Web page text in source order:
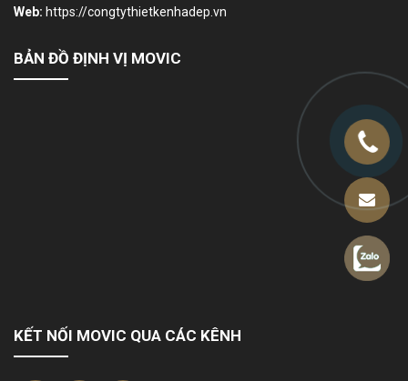
Web: https://congtythietkenhadep.vn
BẢN ĐỒ ĐỊNH VỊ MOVIC
KẾT NỐI MOVIC QUA CÁC KÊNH